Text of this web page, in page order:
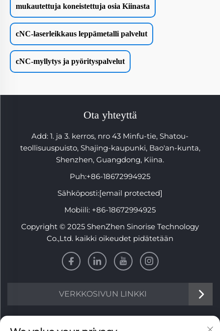
mukautettuja koneistettuja osia Kiinasta
cNC-laserleikkaus leppämetalli palvelut
cNC-myllytys ja pyörityspalvelut
Ota yhteyttä
Add: 1. ja 3. kerros, nro 43 Minfu-tie, Shatou-
teollisuuspuisto, Shajing-kaupunki, Bao'an-kunta,
Shenzhen, Guangdong, Kiina.
Puh:+86-18672994925
Sähköposti:[email protected]
Mobiili: +86-18672994925
Copyright © 2025 ShenZhen Sinorise Technology
Co.,Ltd. kaikki oikeudet pidätetään
VERKKOSIVUN LINKKI